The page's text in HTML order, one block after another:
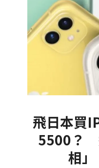
飛日本買
5500？
相